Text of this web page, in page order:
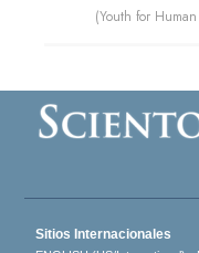
(Youth for
Sitios Internacionales